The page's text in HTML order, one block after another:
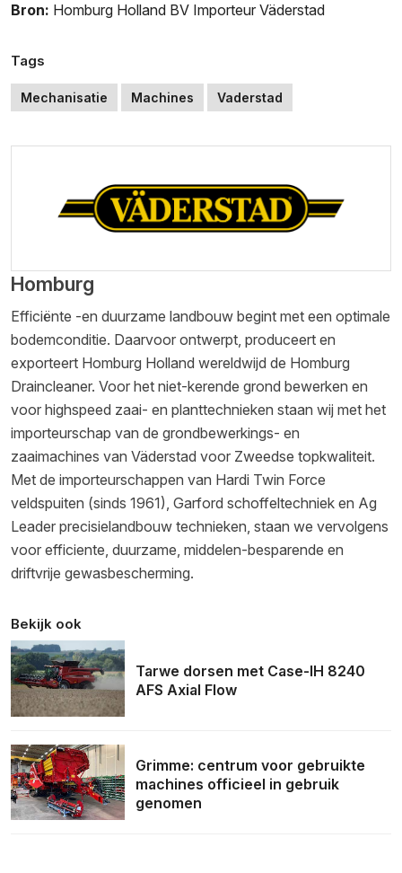
Bron: Homburg Holland BV Importeur Väderstad
Tags
Mechanisatie Machines Vaderstad
Homburg
Efficiënte -en duurzame landbouw begint met een optimale
bodemconditie. Daarvoor ontwerpt, produceert en
exporteert Homburg Holland wereldwijd de Homburg
Draincleaner. Voor het niet-kerende grond bewerken en
voor highspeed zaai- en planttechnieken staan wij met het
importeurschap van de grondbewerkings- en
zaaimachines van Väderstad voor Zweedse topkwaliteit.
Met de importeurschappen van Hardi Twin Force
veldspuiten (sinds 1961), Garford schoffeltechniek en Ag
Leader precisielandbouw technieken, staan we vervolgens
voor efficiente, duurzame, middelen-besparende en
driftvrije gewasbescherming.
Bekijk ook
Tarwe dorsen met Case-IH 8240
AFS Axial Flow
Grimme: centrum voor gebruikte
machines officieel in gebruik
genomen